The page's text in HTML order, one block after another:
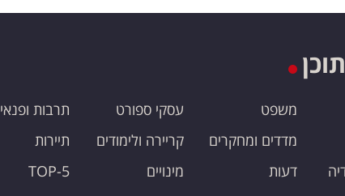
משפט
מדדים ומחקרים
דעות
עסקי ספורט
קריירה ולימודים
מינויים
תרבות ופנאי
תיירות
TOP-5